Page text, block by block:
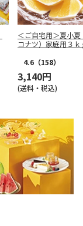
＜ご自宅用＞夏小夏
コナツ）家庭用３ｋ
4.6 （158）
3,140円
(送料・税込)